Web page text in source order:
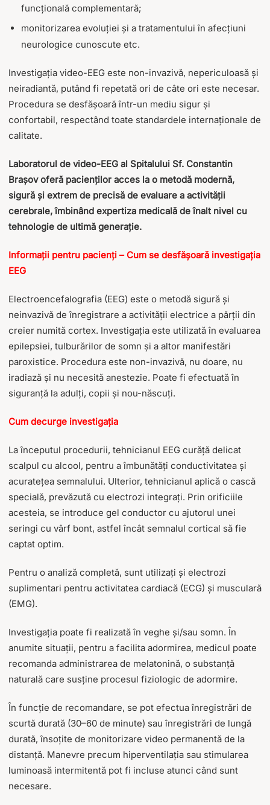
funcțională complementară;
monitorizarea evoluției și a tratamentului în afecțiuni
neurologice cunoscute etc.
Investigația video-EEG este non-invazivă, nepericuloasă și
neiradiantă, putând fi repetată ori de câte ori este necesar.
Procedura se desfășoară într-un mediu sigur și
confortabil, respectând toate standardele internaționale de
calitate.
Laboratorul de video-EEG al Spitalului Sf. Constantin
Brașov oferă pacienților acces la o metodă modernă,
sigură și extrem de precisă de evaluare a activității
cerebrale, îmbinând expertiza medicală de înalt nivel cu
tehnologie de ultimă generație.
Informații pentru pacienți – Cum se desfășoară investigația
EEG
Electroencefalografia (EEG) este o metodă sigură și
neinvazivă de înregistrare a activității electrice a părții din
creier numită cortex. Investigația este utilizată în evaluarea
epilepsiei, tulburărilor de somn și a altor manifestări
paroxistice. Procedura este non-invazivă, nu doare, nu
iradiază și nu necesită anestezie. Poate fi efectuată în
siguranță la adulți, copii și nou-născuți.
Cum decurge investigația
La începutul procedurii, tehnicianul EEG curăță delicat
scalpul cu alcool, pentru a îmbunătăți conductivitatea și
acuratețea semnalului. Ulterior, tehnicianul aplică o cască
specială, prevăzută cu electrozi integrați. Prin orificiile
acesteia, se introduce gel conductor cu ajutorul unei
seringi cu vârf bont, astfel încât semnalul cortical să fie
captat optim.
Pentru o analiză completă, sunt utilizați și electrozi
suplimentari pentru activitatea cardiacă (ECG) și musculară
(EMG).
Investigația poate fi realizată în veghe și/sau somn. În
anumite situații, pentru a facilita adormirea, medicul poate
recomanda administrarea de melatonină, o substanță
naturală care susține procesul fiziologic de adormire.
În funcție de recomandare, se pot efectua înregistrări de
scurtă durată (30–60 de minute) sau înregistrări de lungă
durată, însoțite de monitorizare video permanentă de la
distanță. Manevre precum hiperventilația sau stimularea
luminoasă intermitentă pot fi incluse atunci când sunt
necesare.